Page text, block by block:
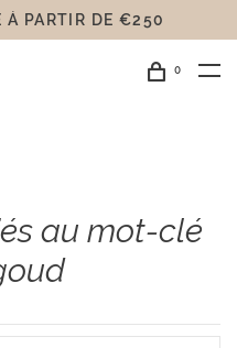
Á PARTIR DE €250
0
au mot-clé